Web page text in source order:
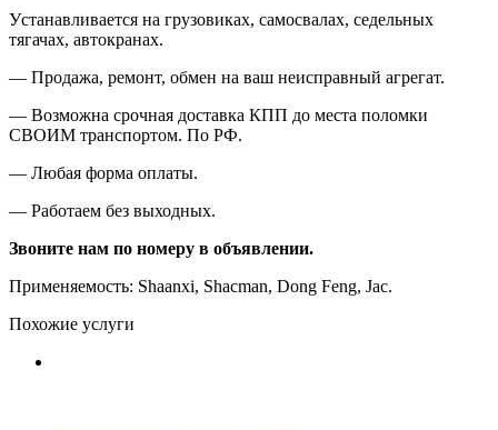
Устанавливается на грузовиках, самосвалах, седельных
тягачах, автокранах.
— Продажа, ремонт, обмен на ваш неисправный агрегат.
— Возможна срочная доставка КПП до места поломки
СВОИМ транспортом. По РФ.
— Любая форма оплаты.
— Работаем без выходных.
Звоните нам по номеру в объявлении.
Применяемость: Shaanxi, Shacman, Dong Feng, Jac.
Похожие услуги